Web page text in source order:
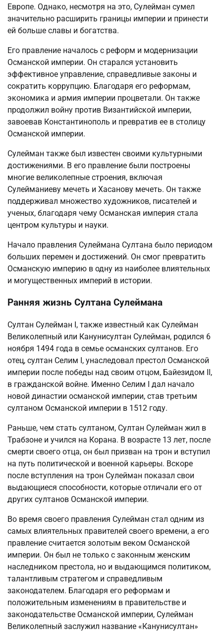
Европе. Однако, несмотря на это, Сулейман сумел
значительно расширить границы империи и принести
ей больше славы и богатства.
Его правление началось с реформ и модернизации
Османской империи. Он старался установить
эффективное управление, справедливые законы и
сократить коррупцию. Благодаря его реформам,
экономика и армия империи процветали. Он также
продолжил войну против Византийской империи,
завоевав Константинополь и превратив ее в столицу
Османской империи.
Сулейман также был известен своими культурными
достижениями. В его правление были построены
многие великолепные строения, включая
Сулейманиеву мечеть и Хасанову мечеть. Он также
поддерживал множество художников, писателей и
ученых, благодаря чему Османская империя стала
центром культуры и науки.
Начало правления Сулеймана Султана было периодом
больших перемен и достижений. Он смог превратить
Османскую империю в одну из наиболее влиятельных
и могущественных империй в истории.
Ранняя жизнь Султана Сулеймана
Султан Сулейман I, также известный как Сулейман
Великолепный или Канунисултан Сулейман, родился 6
ноября 1494 года в семье османских султанов. Его
отец, султан Селим I, унаследовал престол Османской
империи после победы над своим отцом, Байезидом II,
в гражданской войне. Именно Селим I дал начало
новой династии османской империи, став третьим
султаном Османской империи в 1512 году.
Раньше, чем стать султаном, Султан Сулейман жил в
Трабзоне и учился на Корана. В возрасте 13 лет, после
смерти своего отца, он был призван на трон и вступил
на путь политической и военной карьеры. Вскоре
после вступления на трон Сулейман показал свои
выдающиеся способности, которые отличали его от
других султанов Османской империи.
Во время своего правления Сулейман стал одним из
самых влиятельных правителей своего времени, а его
правление считается золотым веком Османской
империи. Он был не только с законным женским
наследником престола, но и выдающимся политиком,
талантливым стратегом и справедливым
законодателем. Благодаря его реформам и
положительным изменениям в правительстве и
законодательстве Османской империи, Сулейман
Великолепный заслужил название «Канунисултан»